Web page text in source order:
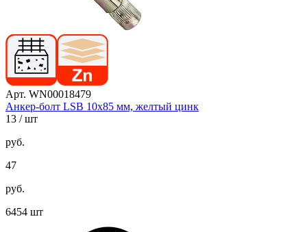
Арт. WN00018479
Анкер-болт LSB 10х85 мм, желтый цинк
13 / шт
руб.
47
руб.
6454 шт